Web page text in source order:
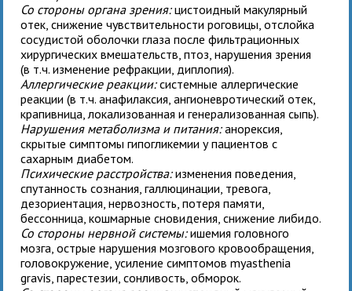
Со стороны органа зрения:цистоидный макулярный
отек, снижение чувствительности роговицы, отслойка
сосудистой оболочки глаза после фильтрационных
хирургических вмешательств, птоз, нарушения зрения
(в т.ч. изменение рефракции, диплопия).
Аллергические реакции:системные аллергические
реакции (в т.ч. анафилаксия, ангионевротический отек,
крапивница, локализованная и генерализованная сыпь).
Нарушения метаболизма и питания:анорексия,
скрытые симптомы гипогликемии у пациентов с
сахарным диабетом.
Психические расстройства:изменения поведения,
спутанность сознания, галлюцинации, тревога,
дезориентация, нервозность, потеря памяти,
бессонница, кошмарные сновидения, снижение либидо.
Со стороны нервной системы:ишемия головного
мозга, острые нарушения мозгового кровообращения,
головокружение, усиление симптомов myasthenia
gravis, парестезии, сонливость, обморок.